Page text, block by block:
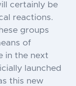
certainly be
reactions.
groups
of
in the next
launched
this new